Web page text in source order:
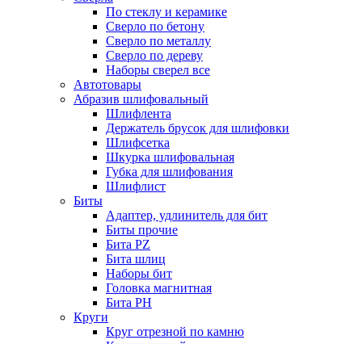
По стеклу и керамике
Сверло по бетону
Сверло по металлу
Сверло по дереву
Наборы сверел все
Автотовары
Абразив шлифовальный
Шлифлента
Держатель брусок для шлифовки
Шлифсетка
Шкурка шлифовальная
Губка для шлифования
Шлифлист
Биты
Адаптер, удлинитель для бит
Биты прочие
Бита PZ
Бита шлиц
Наборы бит
Головка магнитная
Бита PH
Круги
Круг отрезной по камню